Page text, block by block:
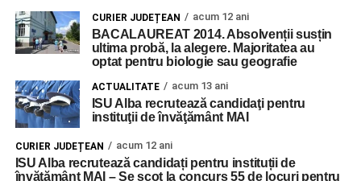
CURIER JUDEȚEAN acum 12 ani
BACALAUREAT 2014. Absolvenții susțin
ultima probă, la alegere. Majoritatea au
optat pentru biologie sau geografie
ACTUALITATE acum 13 ani
ISU Alba recrutează candidaţi pentru
instituţii de învăţământ MAI
CURIER JUDEȚEAN acum 12 ani
ISU Alba recrutează candidați pentru instituții de
învăţământ MAI – Se scot la concurs 55 de locuri pentru